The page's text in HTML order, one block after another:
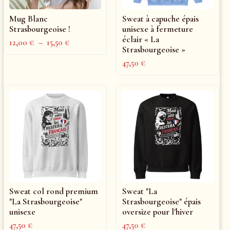
Mug Blanc
Strasbourgeoise !
12,00€ – 15,50€
Sweat à capuche épais
unisexe à fermeture
éclair « La
Strasbourgeoise »
47,50€
Sweat col rond premium
"La Strasbourgeoise"
unisexe
47,50€
Sweat "La
Strasbourgeoise" épais
oversize pour l'hiver
47,50€